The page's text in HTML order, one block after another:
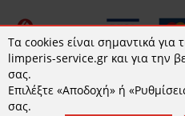
© 2026 limperis-service.gr |
Τα cookies είναι σημαντικά για
limperis-service.gr και για την
σας.
Επιλέξτε «Αποδοχή» ή
σας.